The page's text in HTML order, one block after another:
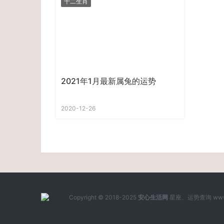
2021年1月最新属兔的运势
2020-12-26
Copyright © 2018-2025 安心生活网 星座、运势查询